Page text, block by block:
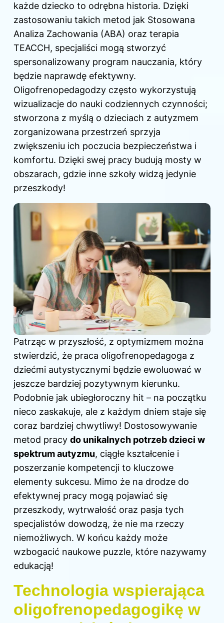
każde dziecko to odrębna historia. Dzięki
zastosowaniu takich metod jak Stosowana
Analiza Zachowania (ABA) oraz terapia
TEACCH, specjaliści mogą stworzyć
spersonalizowany program nauczania, który
będzie naprawdę efektywny.
Oligofrenopedagodzy często wykorzystują
wizualizacje do nauki codziennych czynności;
stworzona z myślą o dzieciach z autyzmem
zorganizowana przestrzeń sprzyja
zwiększeniu ich poczucia bezpieczeństwa i
komfortu. Dzięki swej pracy budują mosty w
obszarach, gdzie inne szkoły widzą jedynie
przeszkody!
Patrząc w przyszłość, z optymizmem można
stwierdzić, że praca oligofrenopedagoga z
dziećmi autystycznymi będzie ewoluować w
jeszcze bardziej pozytywnym kierunku.
Podobnie jak ubiegłoroczny hit – na początku
nieco zaskakuje, ale z każdym dniem staje się
coraz bardziej chwytliwy! Dostosowywanie
metod pracy do unikalnych potrzeb dzieci w
spektrum autyzmu, ciągłe kształcenie i
poszerzanie kompetencji to kluczowe
elementy sukcesu. Mimo że na drodze do
efektywnej pracy mogą pojawiać się
przeszkody, wytrwałość oraz pasja tych
specjalistów dowodzą, że nie ma rzeczy
niemożliwych. W końcu każdy może
wzbogacić naukowe puzzle, które nazywamy
edukacją!
Technologia wspierająca
oligofrenopedagogikę w